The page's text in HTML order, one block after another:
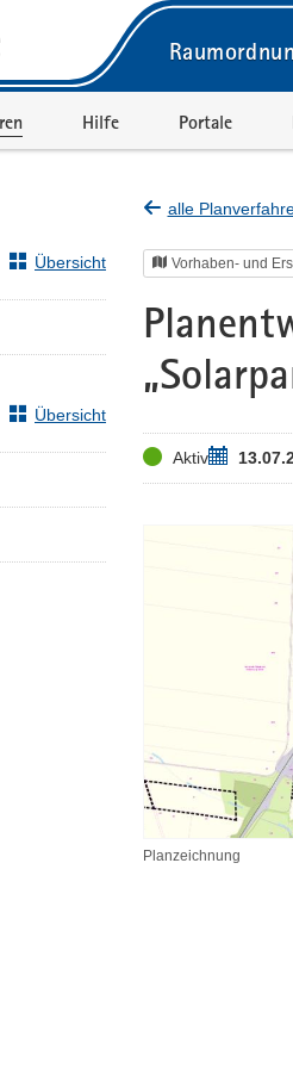
Hilfe Portale
alle
Vorhaben- und
StatusAktivZeitraum
Planzeichnung
Übersicht
Übersicht